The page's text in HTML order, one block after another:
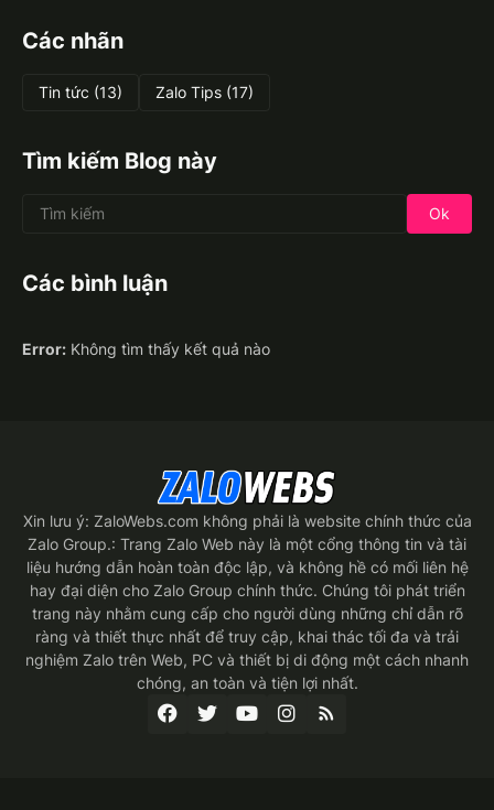
Các nhãn
Tin tức (13) Zalo Tips (17)
Tìm kiếm Blog này
Các bình luận
Error: Không tìm thấy kết quả nào
Xin lưu ý: ZaloWebs.com không phải là website chính thức của
Zalo Group.: Trang Zalo Web này là một cổng thông tin và tài
liệu hướng dẫn hoàn toàn độc lập, và không hề có mối liên hệ
hay đại diện cho Zalo Group chính thức. Chúng tôi phát triển
trang này nhằm cung cấp cho người dùng những chỉ dẫn rõ
ràng và thiết thực nhất để truy cập, khai thác tối đa và trải
nghiệm Zalo trên Web, PC và thiết bị di động một cách nhanh
chóng, an toàn và tiện lợi nhất.